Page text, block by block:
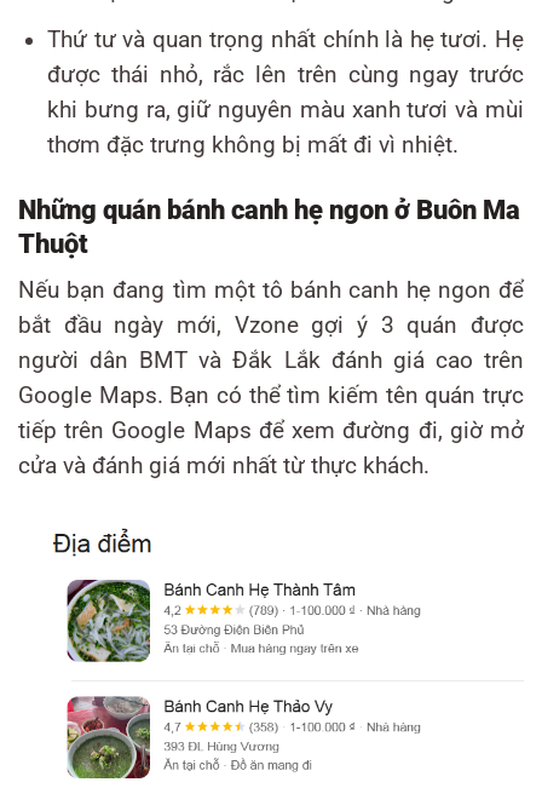
Thứ tư và quan trọng nhất chính là hẹ tươi. Hẹ
được thái nhỏ, rắc lên trên cùng ngay trước
khi bưng ra, giữ nguyên màu xanh tươi và mùi
thơm đặc trưng không bị mất đi vì nhiệt.
Những quán bánh canh hẹ ngon ở Buôn Ma
Thuột
Nếu bạn đang tìm một tô bánh canh hẹ ngon để
bắt đầu ngày mới, Vzone gợi ý 3 quán được
người dân BMT và Đắk Lắk đánh giá cao trên
Google Maps. Bạn có thể tìm kiếm tên quán trực
tiếp trên Google Maps để xem đường đi, giờ mở
cửa và đánh giá mới nhất từ thực khách.